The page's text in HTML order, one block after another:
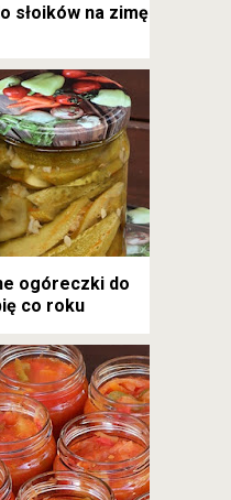
słoików na zimę
ogóreczki do
co roku